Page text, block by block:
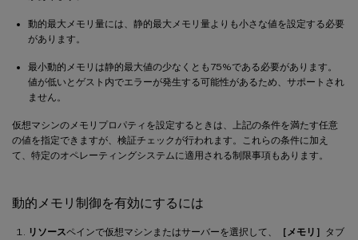
動的最大メモリ量には、静的最大メモリ量よりも小さな値を設定する必要
があります。
最小動的メモリは静的最大値の少なくとも75%である必要があります。
値が低いとゲスト内でエラーが発生する可能性があるため、サポートされ
ません。
仮想マシンのメモリプロパティを設定するときは、上記の条件を満たす任意
の値を指定できますが、検証チェックが行われます。これらの条件に加え
て、特定のオペレーティングシステムに適用される制限事項もあります。
動的メモリ制御を有効にするには
リソースペインで仮想マシンまたはサーバーを選択して、 ［メモリ］ タブ